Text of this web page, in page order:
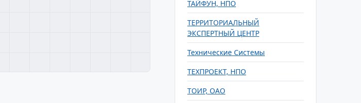
ТАЙФУН, НПО
ТЕРРИТОРИАЛЬНЫЙ
ЭКСПЕРТНЫЙ ЦЕНТР
Технические Системы
ТЕХПРОЕКТ, НПО
ТОИР, ОАО